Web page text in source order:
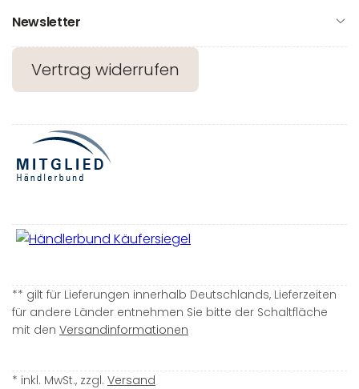
Newsletter
Vertrag widerrufen
** gilt für Lieferungen innerhalb Deutschlands, Lieferzeiten
für andere Länder entnehmen Sie bitte der Schaltfläche
mit den Versandinformationen
* inkl. MwSt., zzgl. Versand